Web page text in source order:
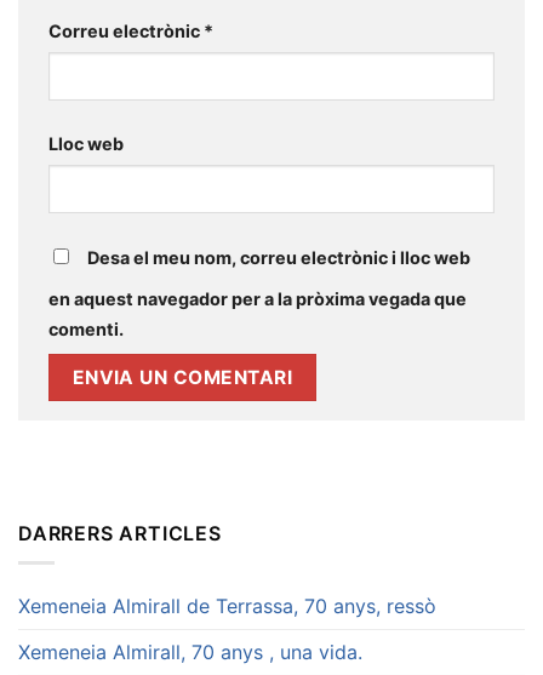
Correu electrònic *
Lloc web
Desa el meu nom, correu electrònic i lloc web
en aquest navegador per a la pròxima vegada que
comenti.
DARRERS ARTICLES
Xemeneia Almirall de Terrassa, 70 anys, ressò
Xemeneia Almirall, 70 anys , una vida.